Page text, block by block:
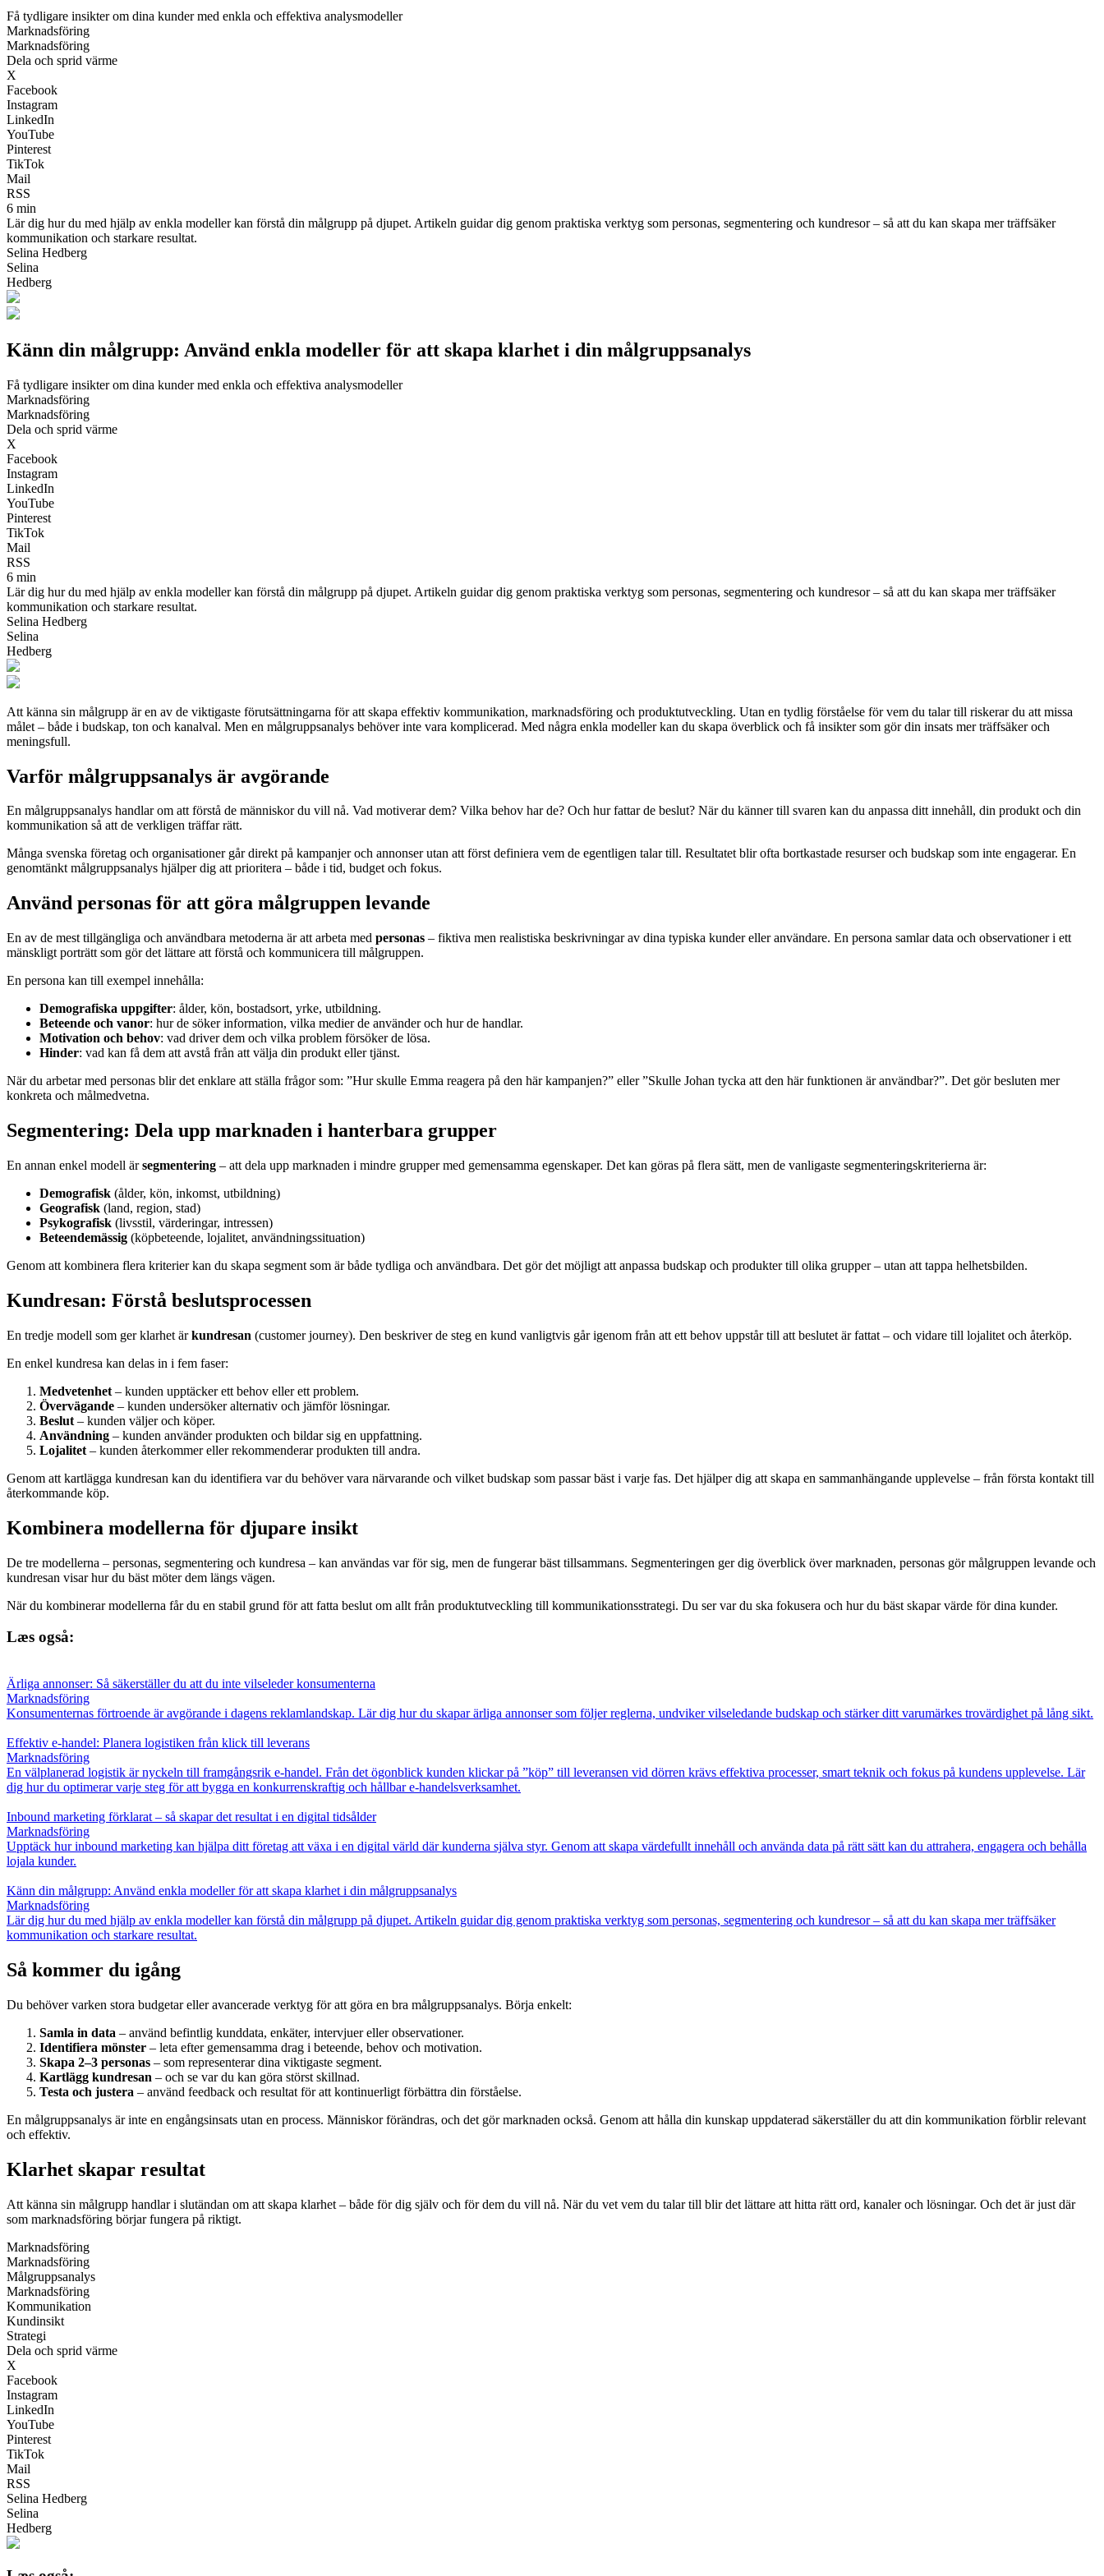
Få tydligare insikter om dina kunder med enkla och effektiva analysmodeller
Marknadsföring
Marknadsföring
Dela och sprid värme
X
Facebook
Instagram
LinkedIn
YouTube
Pinterest
TikTok
Mail
RSS
6 min
Lär dig hur du med hjälp av enkla modeller kan förstå din målgrupp på djupet. Artikeln guidar dig genom praktiska verktyg som personas, segmentering och kundresor – så att du kan skapa mer träffsäker
kommunikation och starkare resultat.
Selina Hedberg
Selina
Hedberg
Känn din målgrupp: Använd enkla modeller för att skapa klarhet i din målgruppsanalys
Få tydligare insikter om dina kunder med enkla och effektiva analysmodeller
Marknadsföring
Marknadsföring
Dela och sprid värme
X
Facebook
Instagram
LinkedIn
YouTube
Pinterest
TikTok
Mail
RSS
6 min
Lär dig hur du med hjälp av enkla modeller kan förstå din målgrupp på djupet. Artikeln guidar dig genom praktiska verktyg som personas, segmentering och kundresor – så att du kan skapa mer träffsäker
kommunikation och starkare resultat.
Selina Hedberg
Selina
Hedberg
Att känna sin målgrupp är en av de viktigaste förutsättningarna för att skapa effektiv kommunikation, marknadsföring och produktutveckling. Utan en tydlig förståelse för vem du talar till riskerar du att missa
målet – både i budskap, ton och kanalval. Men en målgruppsanalys behöver inte vara komplicerad. Med några enkla modeller kan du skapa överblick och få insikter som gör din insats mer träffsäker och
meningsfull.
Varför målgruppsanalys är avgörande
En målgruppsanalys handlar om att förstå de människor du vill nå. Vad motiverar dem? Vilka behov har de? Och hur fattar de beslut? När du känner till svaren kan du anpassa ditt innehåll, din produkt och din
kommunikation så att de verkligen träffar rätt.
Många svenska företag och organisationer går direkt på kampanjer och annonser utan att först definiera vem de egentligen talar till. Resultatet blir ofta bortkastade resurser och budskap som inte engagerar. En
genomtänkt målgruppsanalys hjälper dig att prioritera – både i tid, budget och fokus.
Använd personas för att göra målgruppen levande
En av de mest tillgängliga och användbara metoderna är att arbeta med personas – fiktiva men realistiska beskrivningar av dina typiska kunder eller användare. En persona samlar data och observationer i ett
mänskligt porträtt som gör det lättare att förstå och kommunicera till målgruppen.
En persona kan till exempel innehålla:
Demografiska uppgifter: ålder, kön, bostadsort, yrke, utbildning.
Beteende och vanor: hur de söker information, vilka medier de använder och hur de handlar.
Motivation och behov: vad driver dem och vilka problem försöker de lösa.
Hinder: vad kan få dem att avstå från att välja din produkt eller tjänst.
När du arbetar med personas blir det enklare att ställa frågor som: ”Hur skulle Emma reagera på den här kampanjen?” eller ”Skulle Johan tycka att den här funktionen är användbar?”. Det gör besluten mer
konkreta och målmedvetna.
Segmentering: Dela upp marknaden i hanterbara grupper
En annan enkel modell ärsegmentering – att dela upp marknaden i mindre grupper med gemensamma egenskaper. Det kan göras på flera sätt, men de vanligaste segmenteringskriterierna är:
Demografisk (ålder, kön, inkomst, utbildning)
Geografisk (land, region, stad)
Psykografisk (livsstil, värderingar, intressen)
Beteendemässig (köpbeteende, lojalitet, användningssituation)
Genom att kombinera flera kriterier kan du skapa segment som är både tydliga och användbara. Det gör det möjligt att anpassa budskap och produkter till olika grupper – utan att tappa helhetsbilden.
Kundresan: Förstå beslutsprocessen
En tredje modell som ger klarhet ärkundresan (customer journey). Den beskriver de steg en kund vanligtvis går igenom från att ett behov uppstår till att beslutet är fattat – och vidare till lojalitet och återköp.
En enkel kundresa kan delas in i fem faser:
Medvetenhet – kunden upptäcker ett behov eller ett problem.
Övervägande – kunden undersöker alternativ och jämför lösningar.
Beslut – kunden väljer och köper.
Användning – kunden använder produkten och bildar sig en uppfattning.
Lojalitet – kunden återkommer eller rekommenderar produkten till andra.
Genom att kartlägga kundresan kan du identifiera var du behöver vara närvarande och vilket budskap som passar bäst i varje fas. Det hjälper dig att skapa en sammanhängande upplevelse – från första kontakt till
återkommande köp.
Kombinera modellerna för djupare insikt
De tre modellerna – personas, segmentering och kundresa – kan användas var för sig, men de fungerar bäst tillsammans. Segmenteringen ger dig överblick över marknaden, personas gör målgruppen levande och
kundresan visar hur du bäst möter dem längs vägen.
När du kombinerar modellerna får du en stabil grund för att fatta beslut om allt från produktutveckling till kommunikationsstrategi. Du ser var du ska fokusera och hur du bäst skapar värde för dina kunder.
Læs også:
Ärliga annonser: Så säkerställer du att du inte vilseleder konsumenterna
Marknadsföring
Konsumenternas förtroende är avgörande i dagens reklamlandskap. Lär dig hur du skapar ärliga annonser som följer reglerna, undviker vilseledande budskap och stärker ditt varumärkes trovärdighet på lång sikt.
Effektiv e-handel: Planera logistiken från klick till leverans
Marknadsföring
En välplanerad logistik är nyckeln till framgångsrik e-handel. Från det ögonblick kunden klickar på ”köp” till leveransen vid dörren krävs effektiva processer, smart teknik och fokus på kundens upplevelse. Lär
dig hur du optimerar varje steg för att bygga en konkurrenskraftig och hållbar e-handelsverksamhet.
Inbound marketing förklarat – så skapar det resultat i en digital tidsålder
Marknadsföring
Upptäck hur inbound marketing kan hjälpa ditt företag att växa i en digital värld där kunderna själva styr. Genom att skapa värdefullt innehåll och använda data på rätt sätt kan du attrahera, engagera och behålla
lojala kunder.
Känn din målgrupp: Använd enkla modeller för att skapa klarhet i din målgruppsanalys
Marknadsföring
Lär dig hur du med hjälp av enkla modeller kan förstå din målgrupp på djupet. Artikeln guidar dig genom praktiska verktyg som personas, segmentering och kundresor – så att du kan skapa mer träffsäker
kommunikation och starkare resultat.
Så kommer du igång
Du behöver varken stora budgetar eller avancerade verktyg för att göra en bra målgruppsanalys. Börja enkelt:
Samla in data – använd befintlig kunddata, enkäter, intervjuer eller observationer.
Identifiera mönster – leta efter gemensamma drag i beteende, behov och motivation.
Skapa 2–3 personas – som representerar dina viktigaste segment.
Kartlägg kundresan – och se var du kan göra störst skillnad.
Testa och justera – använd feedback och resultat för att kontinuerligt förbättra din förståelse.
En målgruppsanalys är inte en engångsinsats utan en process. Människor förändras, och det gör marknaden också. Genom att hålla din kunskap uppdaterad säkerställer du att din kommunikation förblir relevant
och effektiv.
Klarhet skapar resultat
Att känna sin målgrupp handlar i slutändan om att skapa klarhet – både för dig själv och för dem du vill nå. När du vet vem du talar till blir det lättare att hitta rätt ord, kanaler och lösningar. Och det är just där
som marknadsföring börjar fungera på riktigt.
Marknadsföring
Marknadsföring
Målgruppsanalys
Marknadsföring
Kommunikation
Kundinsikt
Strategi
Dela och sprid värme
X
Facebook
Instagram
LinkedIn
YouTube
Pinterest
TikTok
Mail
RSS
Selina Hedberg
Selina
Hedberg